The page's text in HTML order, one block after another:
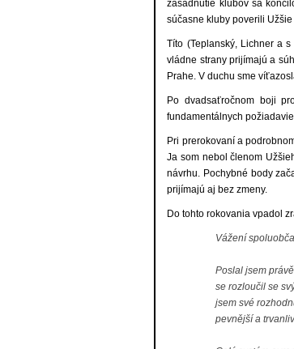
zasadnutie klubov sa
súčasne kluby poverili
Títo (Teplanský, Lichner a
vládne strany prijímajú a
Prahe. V duchu sme
Po dvadsaťročnom boji
fundamentálnych
Pri prerokovaní a
Ja som nebol členom
návrhu. Pochybné body
prijímajú aj bez zmeny.
Do tohto rokovania vpadol
Vážení
Poslal jsem
se rozloučil se
jsem své
pevnější a